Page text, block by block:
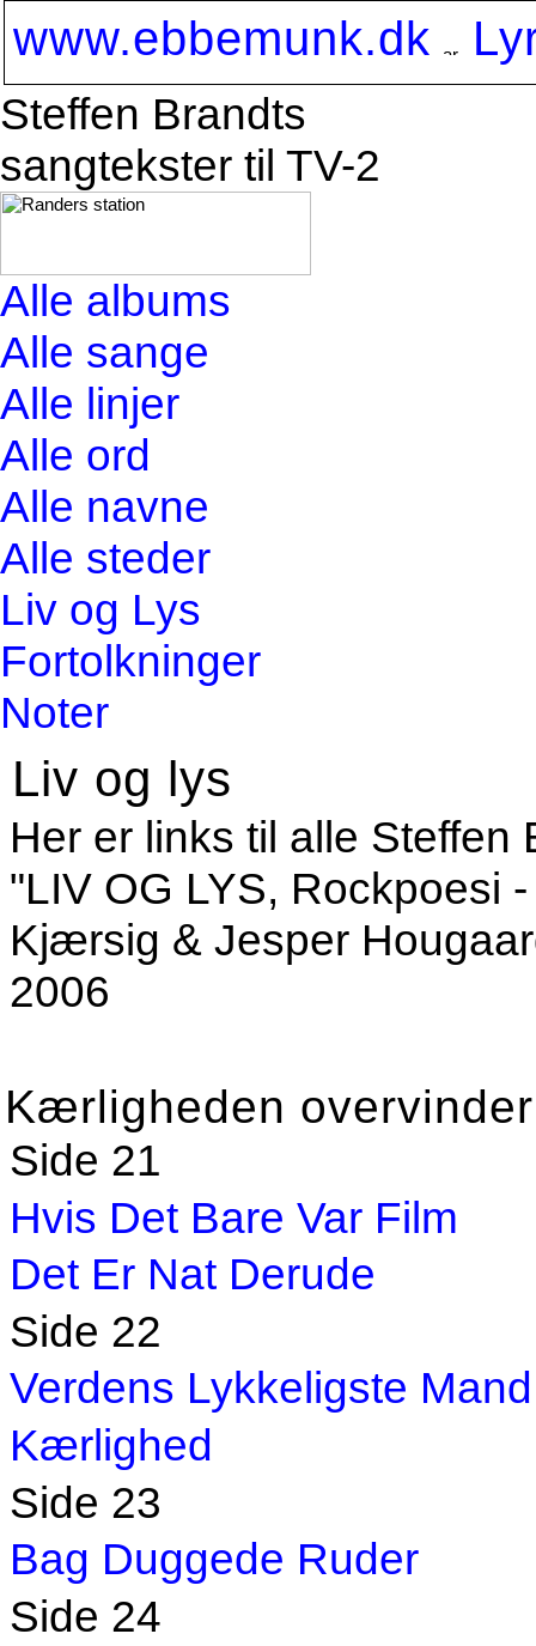
www.ebbemunk.dk
Steffen Brandts
sangtekster til TV-2
Alle albums
Alle sange
Alle linjer
Alle ord
Alle navne
Alle steder
Liv og Lys
Fortolkninger
Noter
Liv og lys
Her er links til alle
"LIV OG LYS, Rockpoesi
Kjærsig & Jesper
2006
Kærligheden
Side 21
Hvis Det Bare Var Film
Det Er Nat Derude
Side 22
Verdens Lykkeligste Mand
Kærlighed
Side 23
Bag Duggede Ruder
Side 24